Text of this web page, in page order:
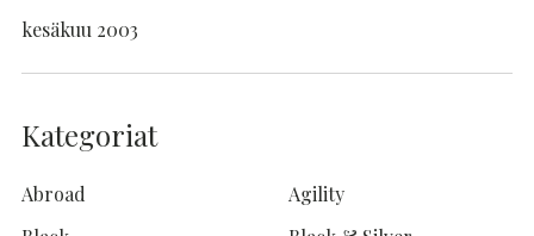
kesäkuu 2003
Kategoriat
Abroad
Agility